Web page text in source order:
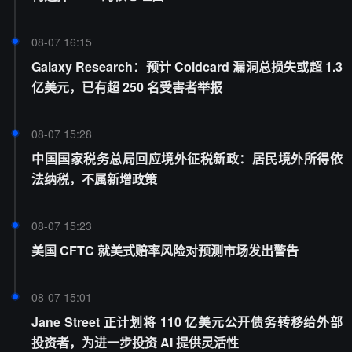
08-07 16:15
Galaxy Research：预计 Coldcard 漏洞总损失或超 1.3
亿美元，已有超 250 名受害者举报
08-07 15:28
中国国家税务总局回应境外征税新政：居民境外所得依
法纳税，不属新增政策
08-07 15:23
美国 CFTC 就美式赔率风险对预测市场发出警告
08-07 15:01
Jane Street 正计划将 110 亿美元公开债务转移给外部
投资者，为进一步投资 AI 提供灵活性